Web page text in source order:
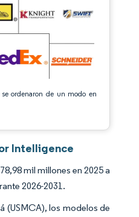
ordenaron de un modo en
Intelligence
mil millones en 2025 a
2026-2031.
(USMCA), los modelos de